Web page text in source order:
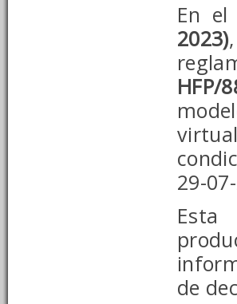
En el
2023)
HFP/
29-
Esta
de